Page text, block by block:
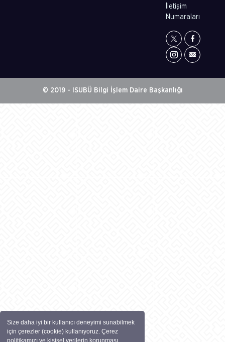
Size daha iyi bir kullanıcı deneyimi sunabilmek
için çerezler (cookie) kullanıyoruz. Çerez
İletişim
Numaraları
© 2019 - ISUBÜ Bilgi İşlem Daire Başkanlığı